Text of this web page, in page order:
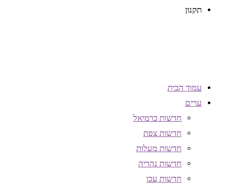
תקנון
עמוד הבית
ערים
חדשות כרמיאל
חדשות צפת
חדשות מעלות
חדשות נהריה
חדשות עכו